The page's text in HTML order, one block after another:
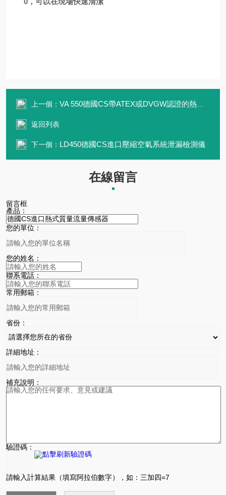
上一個： VA 550德國CS帶ATEX或DVGW認證的熱式質量流量計
返回列表
下一個： LD450德國CS進口壓縮空氣系統泄漏檢測儀
在線留言
留言框
產品：
您的單位：
您的姓名：
聯系電話：
常用郵箱：
省份：
詳細地址：
補充說明：
驗證碼：
請輸入計算結果（填寫阿拉伯數字），如：三加四=7